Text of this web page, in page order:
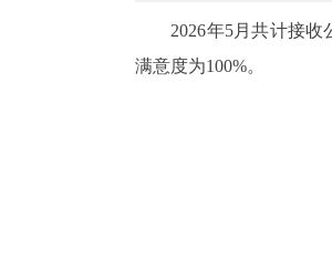
2026年5月共计接收公
满意度为100%。